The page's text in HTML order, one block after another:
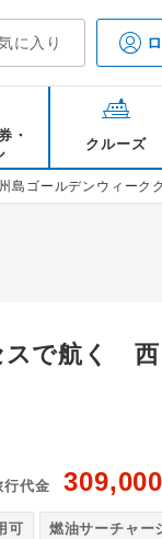
に入り
・
クルーズ
島ゴールデンウィーク
スで航く 西
行代金
可 燃油サーチャー